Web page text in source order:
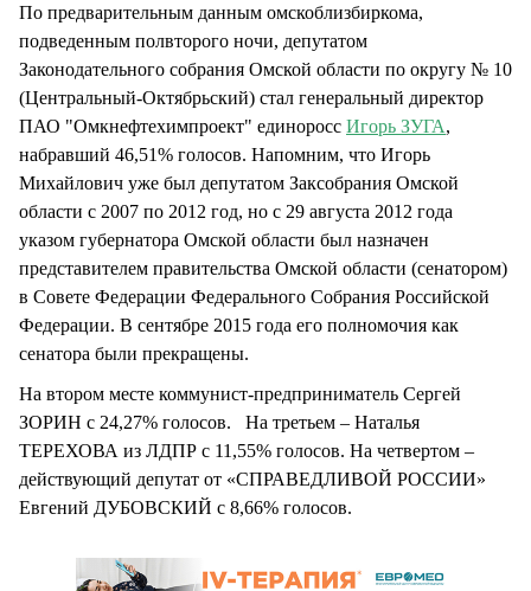
По предварительным данным омскоблизбиркома,
подведенным полвторого ночи, депутатом
Законодательного собрания Омской области по округу № 10
(Центральный-Октябрьский) стал генеральный директор
ПАО "Омкнефтехимпроект" единоросс Игорь ЗУГА,
набравший 46,51% голосов. Напомним, что Игорь
Михайлович уже был депутатом Заксобрания Омской
области с 2007 по 2012 год, но с 29 августа 2012 года
указом губернатора Омской области был назначен
представителем правительства Омской области (сенатором)
в Совете Федерации Федерального Собрания Российской
Федерации. В сентябре 2015 года его полномочия как
сенатора были прекращены.
На втором месте коммунист-предприниматель Сергей
ЗОРИН с 24,27% голосов. На третьем – Наталья
ТЕРЕХОВА из ЛДПР с 11,55% голосов. На четвертом –
действующий депутат от «СПРАВЕДЛИВОЙ РОССИИ»
Евгений ДУБОВСКИЙ с 8,66% голосов.